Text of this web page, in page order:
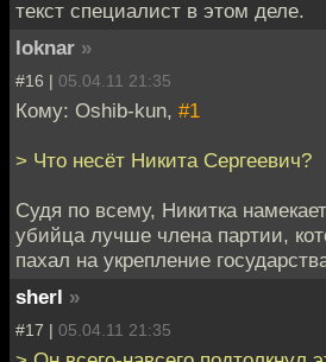
текст специалист в этом деле.
loknar »
#16 | 05.04.11 21:35
Кому: Oshib-kun, #1
> Что несёт Никита Сергеевич?
Судя по всему, Никитка
убийца лучше члена партии,
пахал на укрепление
sherl »
#17 | 05.04.11 21:35